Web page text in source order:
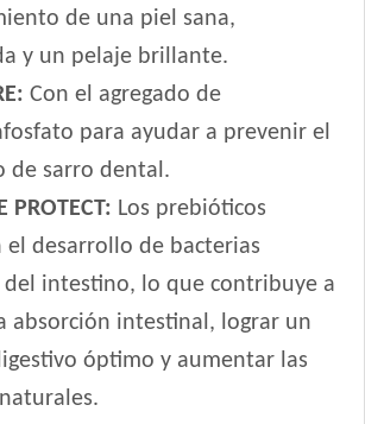
Skin Care con Cordero
con Sobrepeso
de Razas Pequeñas
Mordida Mediana y Grande
Mordida Pequeña
Mix Carne, Hígado y Pollo
sabor Carne
de una piel sana,
y un pelaje brillante.
Con el agregado de
para ayudar a prevenir el
de sarro dental.
PROTECT: Los prebióticos
el desarrollo de bacterias
del intestino, lo que contribuye a
absorción intestinal, lograr un
óptimo y aumentar las